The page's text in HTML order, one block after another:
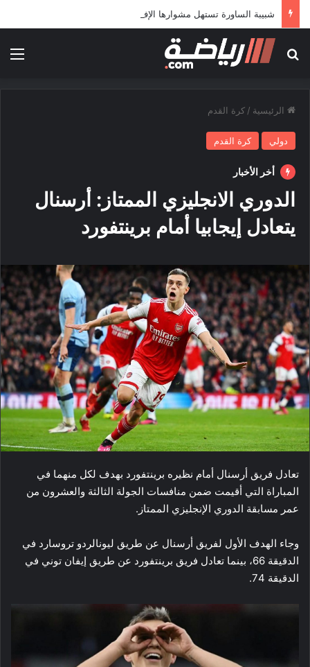
شبيبة الساورة تستهل مشوارها الإفريقي بمواجهة حافيا كوناكري
بحث عن
الرئيسية / كرة القدم
دولي كرة القدم
أخر الأخبار
الدوري الانجليزي الممتاز: أرسنال
يتعادل إيجابيا أمام برينتفورد
تعادل فريق أرسنال أمام نظيره برينتفورد بهدف لكل منهما في
المباراة التي أقيمت ضمن منافسات الجولة الثالثة والعشرون من
عمر مسابقة الدوري الإنجليزي الممتاز.
وجاء الهدف الأول لفريق أرسنال عن طريق ليونالردو تروسارد في
الدقيقة 66، بينما تعادل فريق برينتفورد عن طريق إيفان توني في
الدقيقة 74.